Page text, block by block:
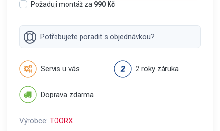
Požaduji montáž za 990 Kč
Potřebujete poradit s objednávkou?
Servis u vás 2 roky záruka
Doprava zdarma
Výrobce: TOORX